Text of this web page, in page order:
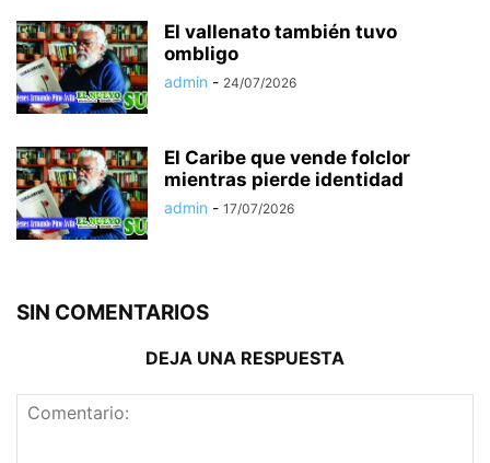
El vallenato también tuvo
ombligo
admin - 24/07/2026
El Caribe que vende folclor
mientras pierde identidad
admin - 17/07/2026
SIN COMENTARIOS
DEJA UNA RESPUESTA